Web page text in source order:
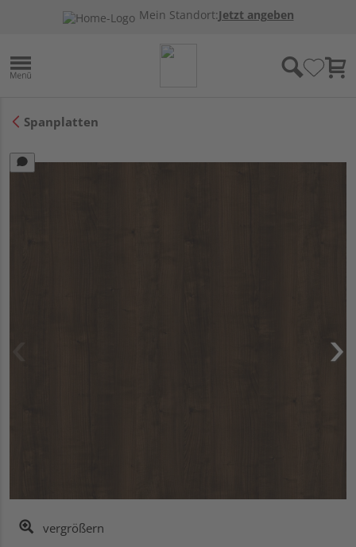
Mein Standort:Jetzt angeben
Spanplatten
vergrößern